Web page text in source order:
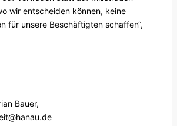
wir entscheiden können, keine
für unsere Beschäftigten schaffen“,
Bauer,